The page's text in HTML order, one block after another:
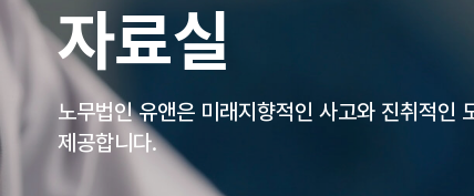
자료실
노무법인 유앤은 미래지향적인 사고와 진취적인
제공합니다.